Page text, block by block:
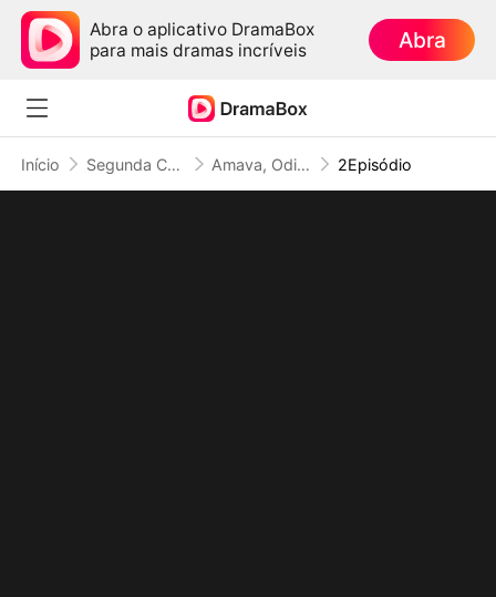
Abra o aplicativo DramaBox
para mais dramas incríveis
Abra
Início Segunda Chance no Amor Amava, Odiava, e Já Era 2Episódio